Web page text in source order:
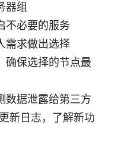
器组
不必要的服务
需求做出选择
确保选择的节点最
数据泄露给第三方
新日志，了解新功